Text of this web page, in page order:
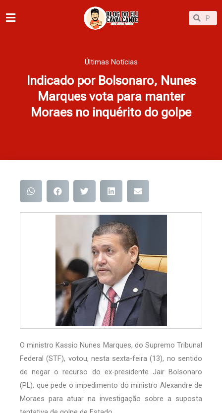
para
Pesquisar
Últimas Notícias
Indicado por Bolsonaro, Nunes
Marques vota para manter
Moraes no inquérito do golpe
O ministro Kassio Nunes Marques, do Supremo Tribunal
Federal (STF), votou, nesta sexta-feira (13), no sentido
de negar o recurso do ex-presidente Jair Bolsonaro
(PL), que pede o impedimento do ministro Alexandre de
Moraes para atuar na investigação sobre a suposta